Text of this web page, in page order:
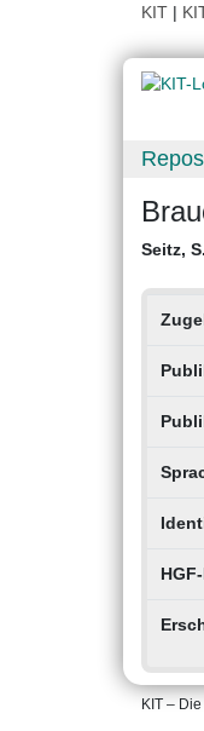
KIT |
Seitz,
KIT –